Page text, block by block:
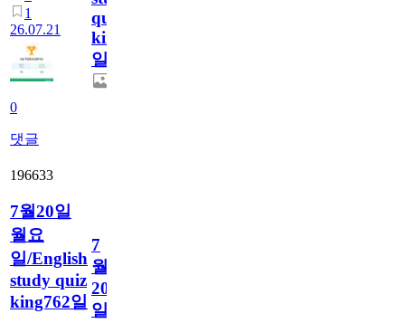
1
26.07.21
0
댓글
quiz
king763
일
196633
7월20일
월요
일/English
study quiz
king762일
7
월
20
일